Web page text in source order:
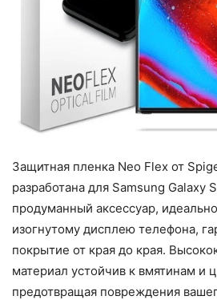
Защитная пленка Neo Flex от
разработана для Samsung Galaxy
продуманный аксессуар,
изогнутому дисплею телефона,
покрытие от края до края.
материал устойчив к вмятинам и
предотвращая повреждения